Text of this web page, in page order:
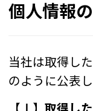
個人情報
当社は取得し
のように公表し